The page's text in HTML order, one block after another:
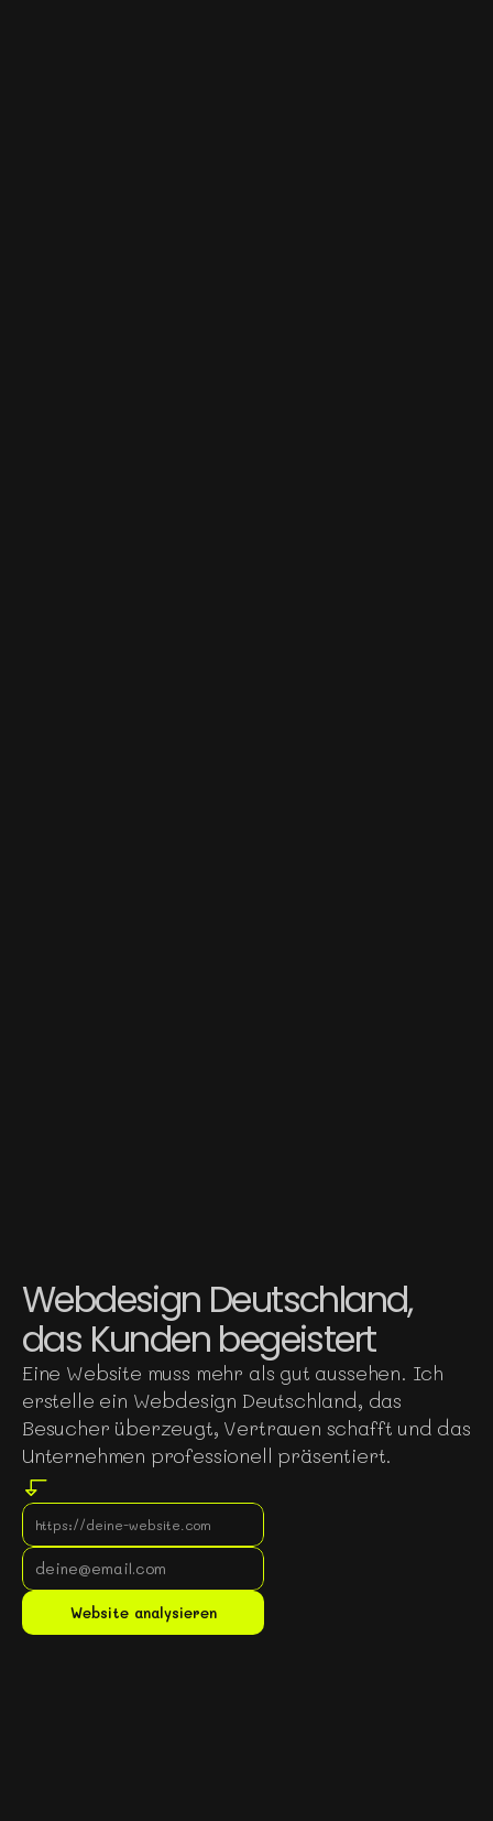
Webdesign Deutschland,
das Kunden begeistert
Eine Website muss mehr als gut aussehen. Ich
erstelle ein Webdesign Deutschland, das
Besucher überzeugt, Vertrauen schafft und das
Unternehmen professionell präsentiert.
Website analysieren